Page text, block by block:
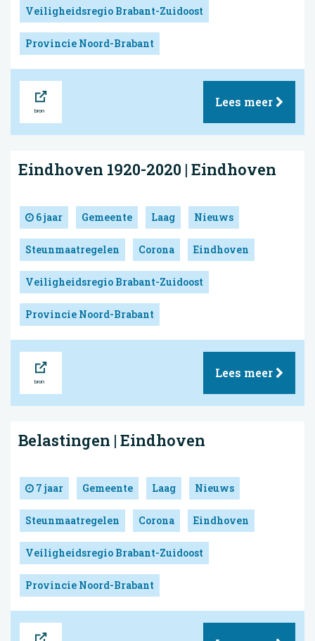
Veiligheidsregio Brabant-Zuidoost
Provincie Noord-Brabant
Lees meer
Eindhoven 1920-2020 | Eindhoven
6 jaar Gemeente Laag Nieuws
Steunmaatregelen Corona Eindhoven
Veiligheidsregio Brabant-Zuidoost
Provincie Noord-Brabant
Lees meer
Belastingen | Eindhoven
7 jaar Gemeente Laag Nieuws
Steunmaatregelen Corona Eindhoven
Veiligheidsregio Brabant-Zuidoost
Provincie Noord-Brabant